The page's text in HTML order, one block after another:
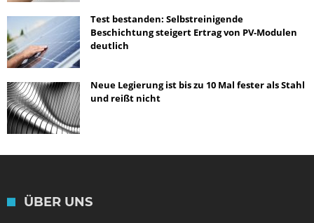
Test bestanden: Selbstreinigende
Beschichtung steigert Ertrag von PV-Modulen
deutlich
Neue Legierung ist bis zu 10 Mal fester als Stahl
und reißt nicht
ÜBER UNS